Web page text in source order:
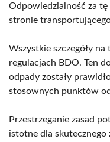
Odpowiedzialność za
stronie
Wszystkie szczegóły
regulacjach BDO. Ten
odpady zostały
stosownych punktów
Przestrzeganie zasad
istotne dla skutecznego